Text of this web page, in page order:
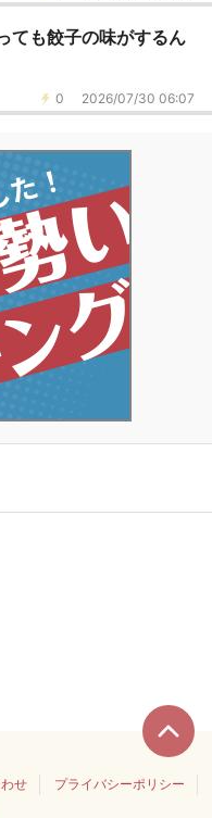
ても餃子の味がするん
0 2026/07/30 06:07
せ プライバシーポリシー